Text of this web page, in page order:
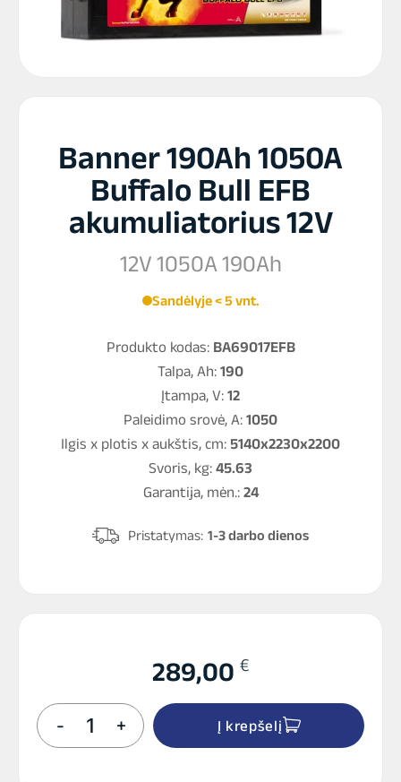
Banner 190Ah 1050A
Buffalo Bull EFB
akumuliatorius 12V
12V 1050A 190Ah
Sandėlyje < 5 vnt.
Produkto kodas: BA69017EFB
Talpa, Ah: 190
Įtampa, V: 12
Paleidimo srovė, A: 1050
Ilgis x plotis x aukštis, cm: 5140x2230x2200
Svoris, kg: 45.63
Garantija, mėn.: 24
Pristatymas: 1-3 darbo dienos
289,00 €
-
produkto
kiekis:
Banner
+ Į krepšelį